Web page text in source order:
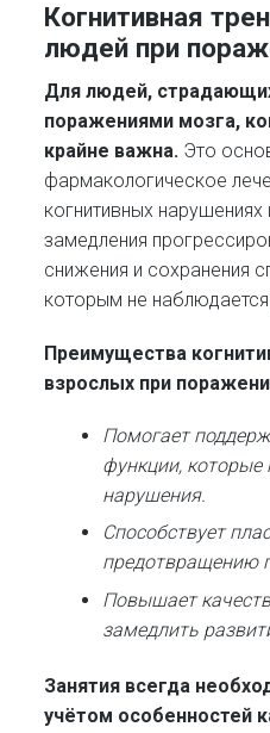
Когнитивная
людей при
Для людей,
поражениями мозга,
крайне важна. Это
фармакологическое
когнитивных нарушениях
замедления
снижения и сохранения
которым не
Преимущества
взрослых при
Помогает
функции, которые
нарушения.
Способствует
предотвращению
Повышает
замедлить
Занятия всегда
учётом особенностей